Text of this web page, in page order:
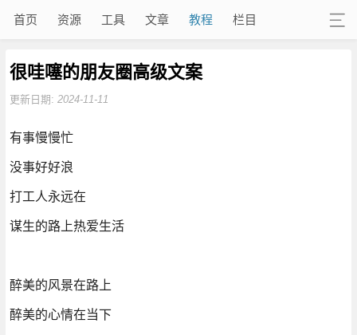
首页 资源 工具 文章 教程 栏目
很哇噻的朋友圈高级文案
更新日期: 2024-11-11
有事慢慢忙
没事好好浪
打工人永远在
谋生的路上热爱生活
醉美的风景在路上
醉美的心情在当下